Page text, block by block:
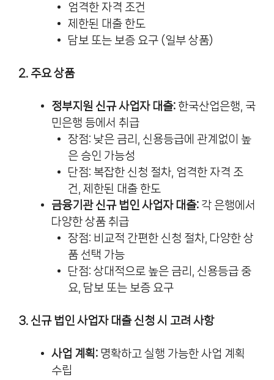
엄격한 자격 조건
제한된 대출 한도
담보 또는 보증 요구 (일부 상품)
2. 주요 상품
정부지원 신규 사업자 대출: 한국산업은행, 국
민은행 등에서 취급
장점: 낮은 금리, 신용등급에 관계없이 높
은 승인 가능성
단점: 복잡한 신청 절차, 엄격한 자격 조
건, 제한된 대출 한도
금융기관 신규 법인 사업자 대출: 각 은행에서
다양한 상품 취급
장점: 비교적 간편한 신청 절차, 다양한 상
품 선택 가능
단점: 상대적으로 높은 금리, 신용등급 중
요, 담보 또는 보증 요구
3. 신규 법인 사업자 대출 신청 시 고려 사항
사업 계획: 명확하고 실행 가능한 사업 계획
수립